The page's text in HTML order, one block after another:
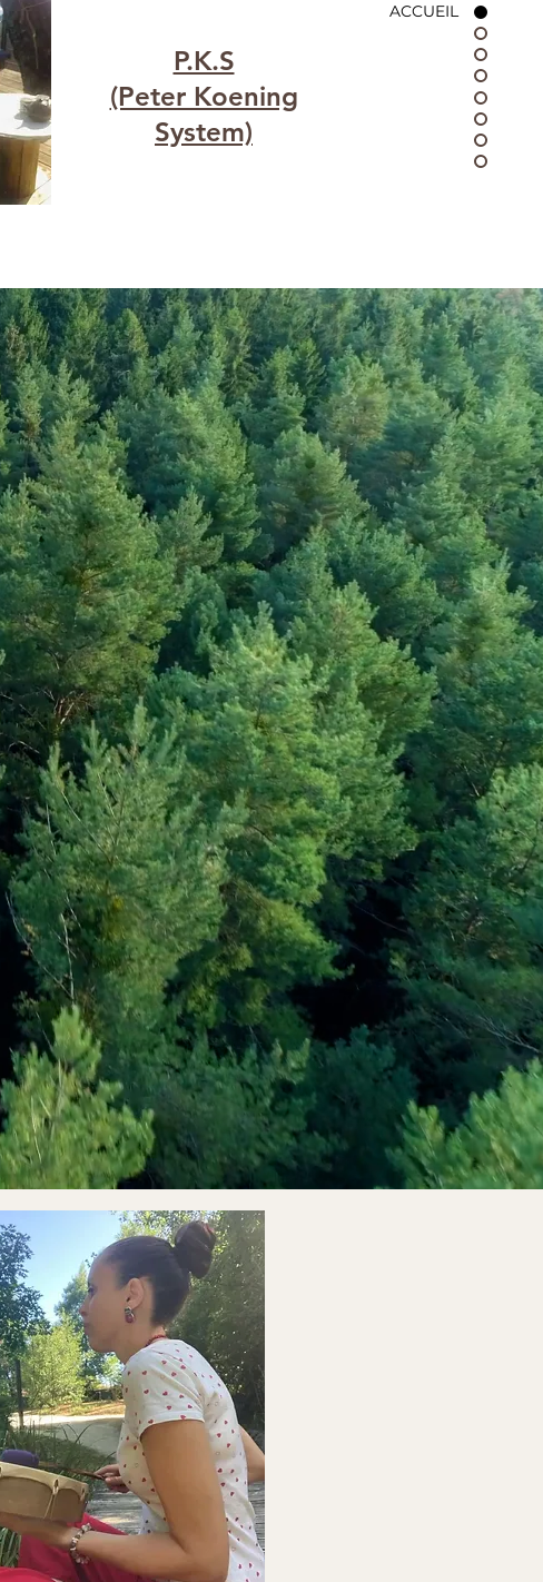
ACCUEIL
P.K.S
(Peter Koening
System)